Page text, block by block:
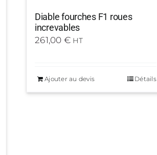
Diable fourches F1 roues
increvables
261,00 € HT
Ajouter au devis Détails